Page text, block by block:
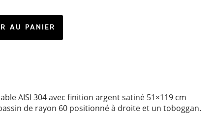
AU PANIER
AISI 304 avec finition argent satiné 51×119 cm
de rayon 60 positionné à droite et un toboggan.